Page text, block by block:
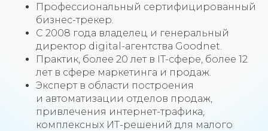
Профессиональный сертифицированный
бизнес-трекер.
С 2008 года владелец и генеральный
директор digital-агентства Goodnet.
Практик, более 20 лет в IT-сфере, более 12
лет в сфере маркетинга и продаж.
Эксперт в области построения
и автоматизации отделов продаж,
привлечения интернет-трафика,
комплексных ИТ-решений для малого